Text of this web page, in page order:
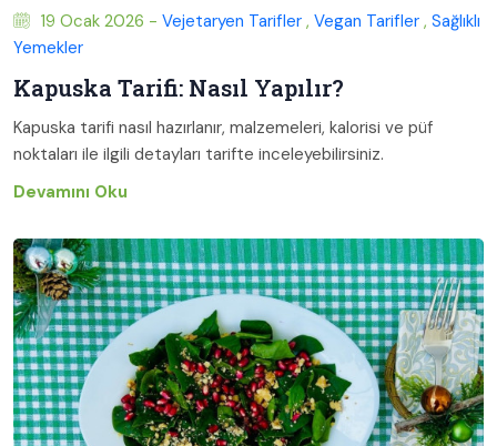
19 Ocak 2026 - Vejetaryen Tarifler , Vegan Tarifler , Sağlıklı
Yemekler
Kapuska Tarifi: Nasıl Yapılır?
Kapuska tarifi nasıl hazırlanır, malzemeleri, kalorisi ve püf
noktaları ile ilgili detayları tarifte inceleyebilirsiniz.
Devamını Oku